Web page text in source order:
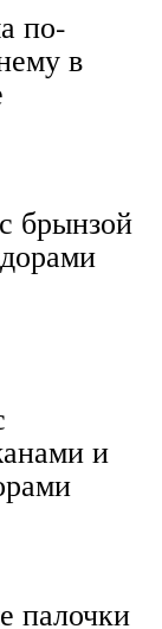
по-
в
брынзой
и
палочки